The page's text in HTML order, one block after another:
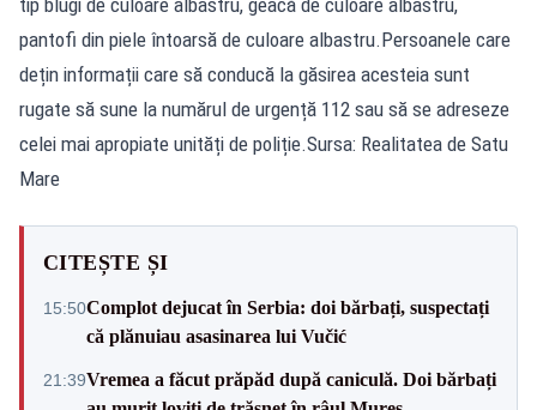
pantofi din piele întoarsă de culoare albastru.Persoanele care
dețin informații care să conducă la găsirea acesteia sunt
rugate să sune la numărul de urgență 112 sau să se adreseze
celei mai apropiate unități de poliție.Sursa: Realitatea de Satu
Mare
CITEȘTE ȘI
15:50Complot dejucat în Serbia: doi bărbați, suspectați
că plănuiau asasinarea lui Vučić
21:39Vremea a făcut prăpăd după caniculă. Doi bărbați